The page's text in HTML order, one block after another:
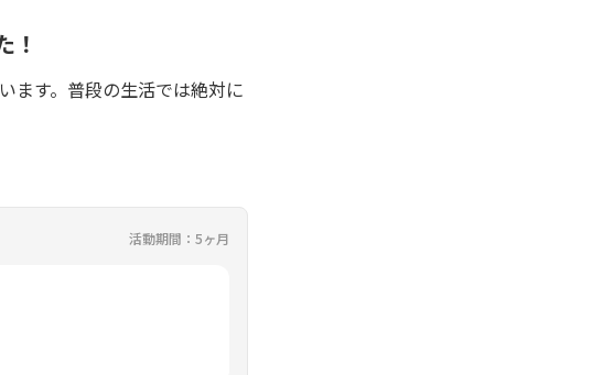
！
ます。普段の生活では絶対に
活動期間：5ヶ月